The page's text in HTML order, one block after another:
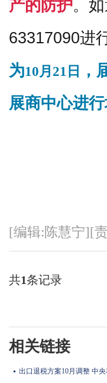
产的防护。
63317090进
为10月21日
展商中心进行
[编辑:陈慧宁][
共1条记录
相关链接
出口退税方案10月调整 中